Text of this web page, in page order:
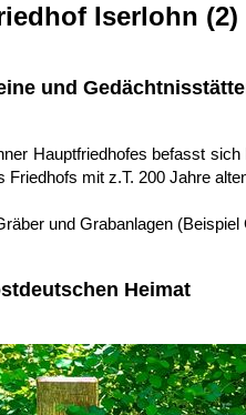
Iserlohn (2)
und
Hauptfriedhofes befasst
mit z.T. 200 Jahre
und Grabanlagen
Heimat